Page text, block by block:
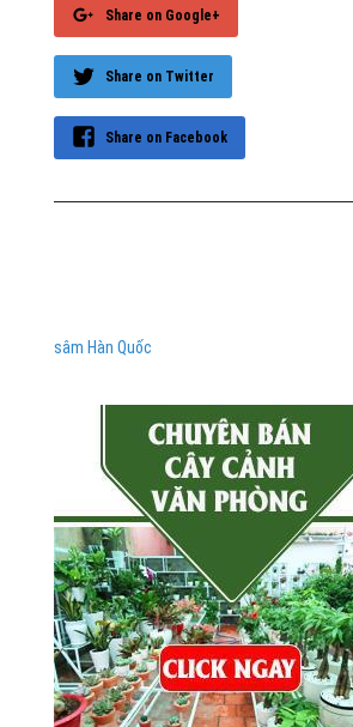
Share on Google+
Share on Twitter
Share on Facebook
sâm Hàn Quốc